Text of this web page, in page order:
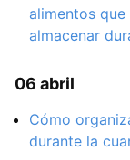
alimentos
almacenar
06 abril
Cómo
durante la